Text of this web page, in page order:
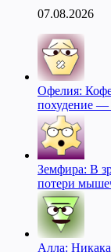
07.08.2026
Офелия:
похудение —
Земфира: В
потери
Алла: